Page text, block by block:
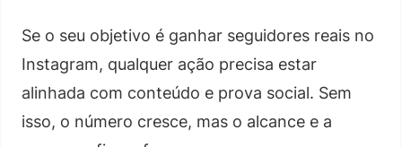
Se o seu objetivo é ganhar seguidores reais no
Instagram, qualquer ação precisa estar
alinhada com conteúdo e prova social. Sem
isso, o número cresce, mas o alcance e a